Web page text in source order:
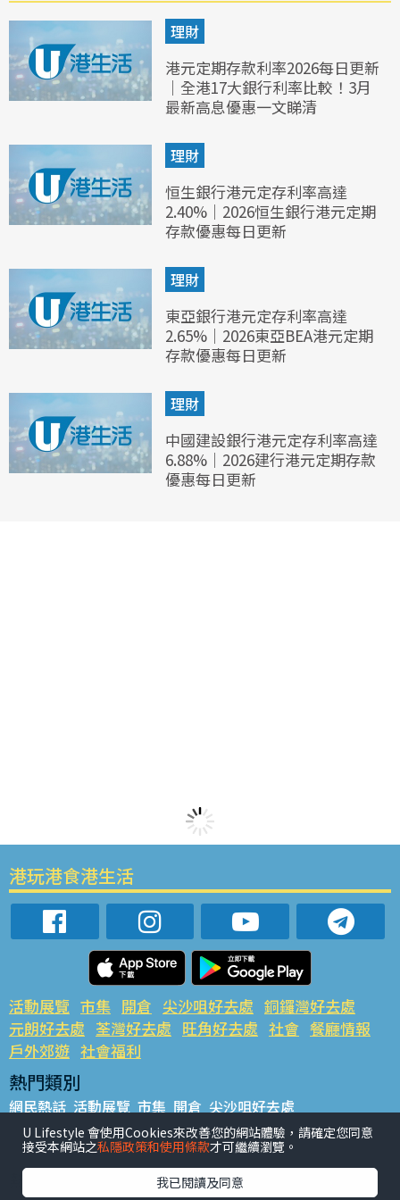
理財
港元定期存款利率2026每日更新
｜全港17大銀行利率比較！3月
最新高息優惠一文睇清
理財
恒生銀行港元定存利率高達
2.40%｜2026恒生銀行港元定期
存款優惠每日更新
理財
東亞銀行港元定存利率高達
2.65%｜2026東亞BEA港元定期
存款優惠每日更新
理財
中國建設銀行港元定存利率高達
6.88%｜2026建行港元定期存款
優惠每日更新
港玩港食港生活
活動展覽 市集 開倉 尖沙咀好去處 銅鑼灣好去處
元朗好去處 荃灣好去處 旺角好去處 社會 餐廳情報
戶外郊遊 社會福利
熱門類別
網民熱話 活動展覽 市集 開倉 尖沙咀好去處
銅鑼灣好去處 元朗好去處 荃灣好去處 旺角好去處 社會
餐廳情報 戶外郊遊
熱門標籤
U Lifestyle 會使用Cookies來改善您的網站體驗，請確定您同意
接受本網站之私隱政策和使用條款才可繼續瀏覽。
我已閱讀及同意